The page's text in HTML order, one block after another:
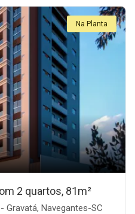
Na Planta
2 quartos, 81m²
Gravatá, Navegantes-SC